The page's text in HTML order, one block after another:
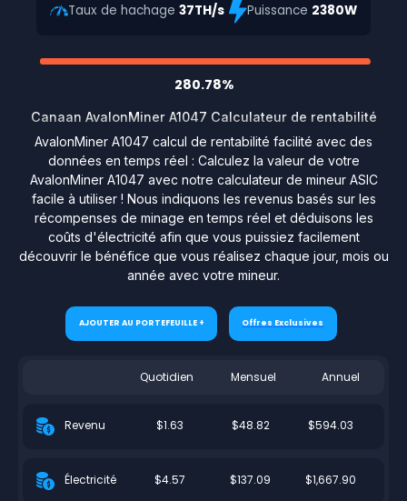
Taux de hachage37TH/s Puissance 2380W
280.78%
Canaan AvalonMiner A1047 Calculateur de rentabilité
AvalonMiner A1047 calcul de rentabilité facilité avec des
données en temps réel : Calculez la valeur de votre
AvalonMiner A1047 avec notre calculateur de mineur ASIC
facile à utiliser ! Nous indiquons les revenus basés sur les
récompenses de minage en temps réel et déduisons les
coûts d'électricité afin que vous puissiez facilement
découvrir le bénéfice que vous réalisez chaque jour, mois ou
année avec votre mineur.
AJOUTER AU PORTEFEUILLE + Offres Exclusives
Quotidien Mensuel Annuel
Revenu $1.63 $48.82 $594.03
Électricité $4.57 $137.09 $1,667.90